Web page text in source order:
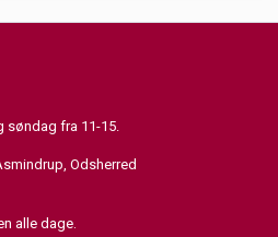
søndag fra 11-15.
Odsherred
alle dage.